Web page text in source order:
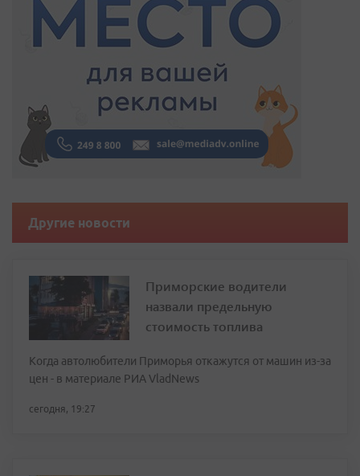
Другие новости
Приморские водители
назвали предельную
стоимость топлива
Когда автолюбители Приморья откажутся от машин из-за
цен - в материале РИА VladNews
сегодня, 19:27